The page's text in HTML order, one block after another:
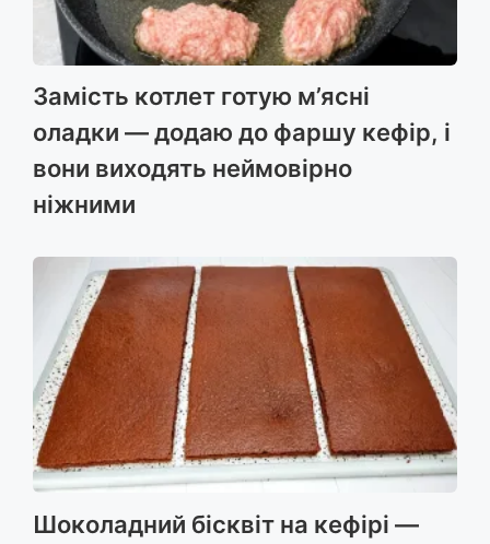
Замість котлет готую м’ясні
оладки — додаю до фаршу кефір, і
вони виходять неймовірно
ніжними
Шоколадний бісквіт на кефірі —